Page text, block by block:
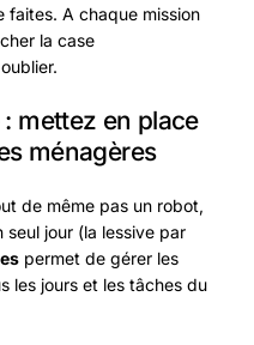
faites. A chaque mission
la case
mettez en place
ménagères
de même pas un robot,
jour (la lessive par
permet de gérer les
les jours et les tâches du